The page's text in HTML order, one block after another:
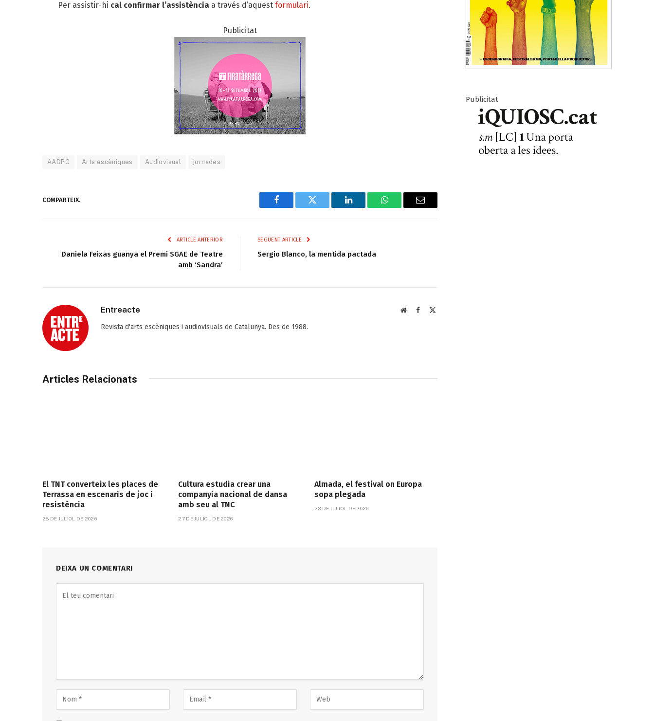
Per assistir-hi cal confirmar l’assistència a través d’aquest formulari.
Publicitat
AADPC Arts escèniques Audiovisual jornades
COMPARTEIX.
Facebook Twitter LinkedIn WhatsAppEmail
ARTICLE ANTERIOR
Daniela Feixas guanya el Premi SGAE de Teatre
amb ‘Sandra’
SEGÜENT ARTICLE
Sergio Blanco, la mentida pactada
Entreacte WebFacebook
Revista d'arts escèniques i audiovisuals de Catalunya. Des de 1988.
Articles Relacionats
El TNT converteix les places de
Terrassa en escenaris de joc i
resistència
28 DE JULIOL DE 2026
Cultura estudia crear una
companyia nacional de dansa
amb seu al TNC
27 DE JULIOL DE 2026
Almada, el festival on Europa
sopa plegada
23 DE JULIOL DE 2026
DEIXA UN COMENTARI
Publicitat